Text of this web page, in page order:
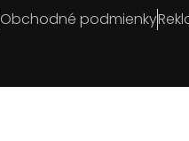
Obchodné podmienky